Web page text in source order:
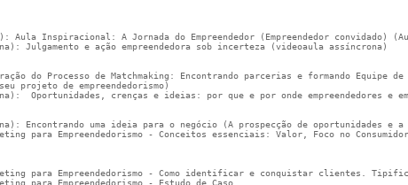
Inspiracional: A Jornada do Empreendedor (Empreendedor convidado)
Julgamento e ação empreendedora sob incerteza (videoaula assíncrona)
do Processo de Matchmaking: Encontrando parcerias e formando Equipe
projeto de empreendedorismo)
Oportunidades, crenças e ideias: por que e por onde empreendedores e
Encontrando uma ideia para o negócio (A prospecção de oportunidades e
para Empreendedorismo - Conceitos essenciais: Valor, Foco no
para Empreendedorismo - Como identificar e conquistar clientes.
para Empreendedorismo - Estudo de Caso